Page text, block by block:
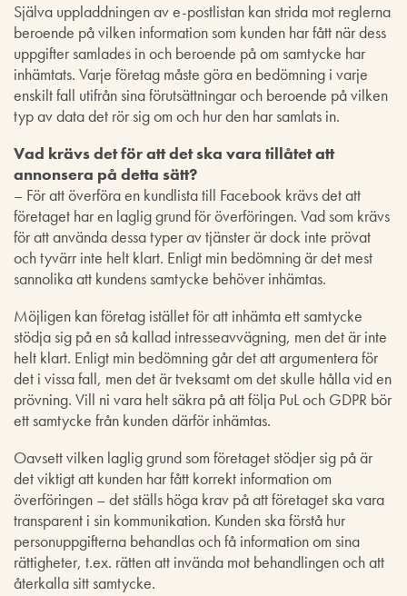
Själva uppladdningen av e-postlistan kan strida mot reglerna
beroende på vilken information som kunden har fått när dess
uppgifter samlades in och beroende på om samtycke har
inhämtats. Varje företag måste göra en bedömning i varje
enskilt fall utifrån sina förutsättningar och beroende på vilken
typ av data det rör sig om och hur den har samlats in.
Vad krävs det för att det ska vara tillåtet att
annonsera på detta sätt?
– För att överföra en kundlista till Facebook krävs det att
företaget har en laglig grund för överföringen. Vad som krävs
för att använda dessa typer av tjänster är dock inte prövat
och tyvärr inte helt klart. Enligt min bedömning är det mest
sannolika att kundens samtycke behöver inhämtas.
Möjligen kan företag istället för att inhämta ett samtycke
stödja sig på en så kallad intresseavvägning, men det är inte
helt klart. Enligt min bedömning går det att argumentera för
det i vissa fall, men det är tveksamt om det skulle hålla vid en
prövning. Vill ni vara helt säkra på att följa PuL och GDPR bör
ett samtycke från kunden därför inhämtas.
Oavsett vilken laglig grund som företaget stödjer sig på är
det viktigt att kunden har fått korrekt information om
överföringen – det ställs höga krav på att företaget ska vara
transparent i sin kommunikation. Kunden ska förstå hur
personuppgifterna behandlas och få information om sina
rättigheter, t.ex. rätten att invända mot behandlingen och att
återkalla sitt samtycke.